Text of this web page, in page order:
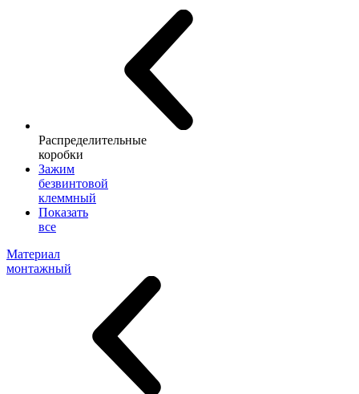
Распределительные
коробки
Зажим
безвинтовой
клеммный
Показать
все
Материал
монтажный